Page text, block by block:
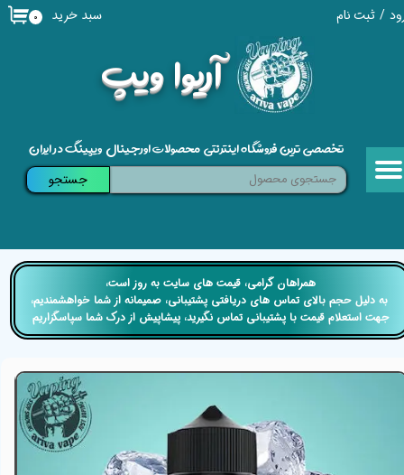
/ ثبت نام
حساب کاربری من
خروج از حساب کاربری
​آریوا ویپ
۰ سبد خرید
تخصصی ترین فروشگاه اینترنتی محصولات اورجینال ویپینگ در ایران
جستجو
​​همراهان گرامی، قیمت های سایت به روز است،
​​​​​​​ به دلیل حجم بالای تماس های دریافتی پشتیبانی، صمیمانه از شما خواهشمندیم،
جهت استعلام قیمت با پشتیبانی تماس نگیرید، پیشاپیش از درک شما سپاسگزاریم